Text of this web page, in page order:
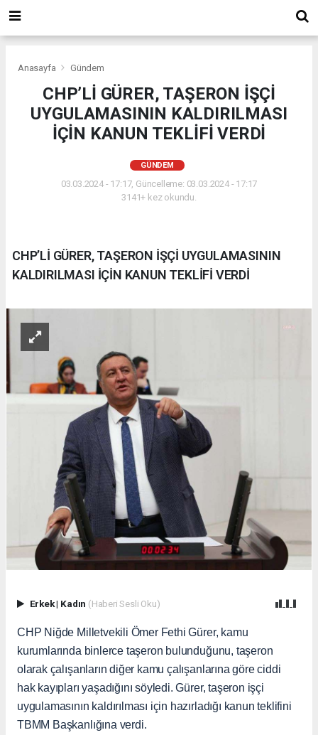
Anasayfa Gündem
CHP’Lİ GÜRER, TAŞERON İŞÇİ
UYGULAMASININ KALDIRILMASI
İÇİN KANUN TEKLİFİ VERDİ
GÜNDEM
03.03.2024 - 17:17, Güncelleme: 03.03.2024 - 17:17
3141+ kez okundu.
CHP’Lİ GÜRER, TAŞERON İŞÇİ UYGULAMASININ
KALDIRILMASI İÇİN KANUN TEKLİFİ VERDİ
Erkek| Kadın (Haberi Sesli Oku)
CHP Niğde Milletvekili Ömer Fethi Gürer, kamu
kurumlarında binlerce taşeron bulunduğunu, taşeron
olarak çalışanların diğer kamu çalışanlarına göre ciddi
hak kayıpları yaşadığını söyledi. Gürer, taşeron işçi
uygulamasının kaldırılması için hazırladığı kanun teklifini
TBMM Başkanlığına verdi.